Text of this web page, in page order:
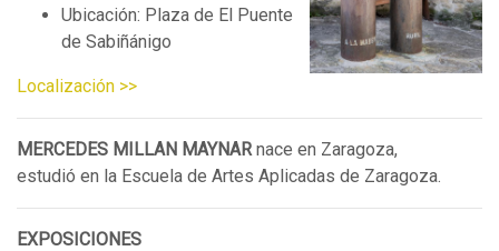
Ubicación: Plaza de El Puente
de Sabiñánigo
Localización >>
MERCEDES MILLAN MAYNARnace en Zaragoza,
estudió en la Escuela de Artes Aplicadas de Zaragoza.
EXPOSICIONES